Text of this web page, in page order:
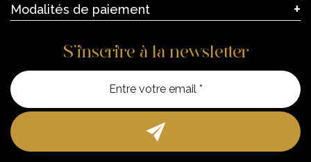
Modalités de paiement
S’inscrire à la newsletter
Entre